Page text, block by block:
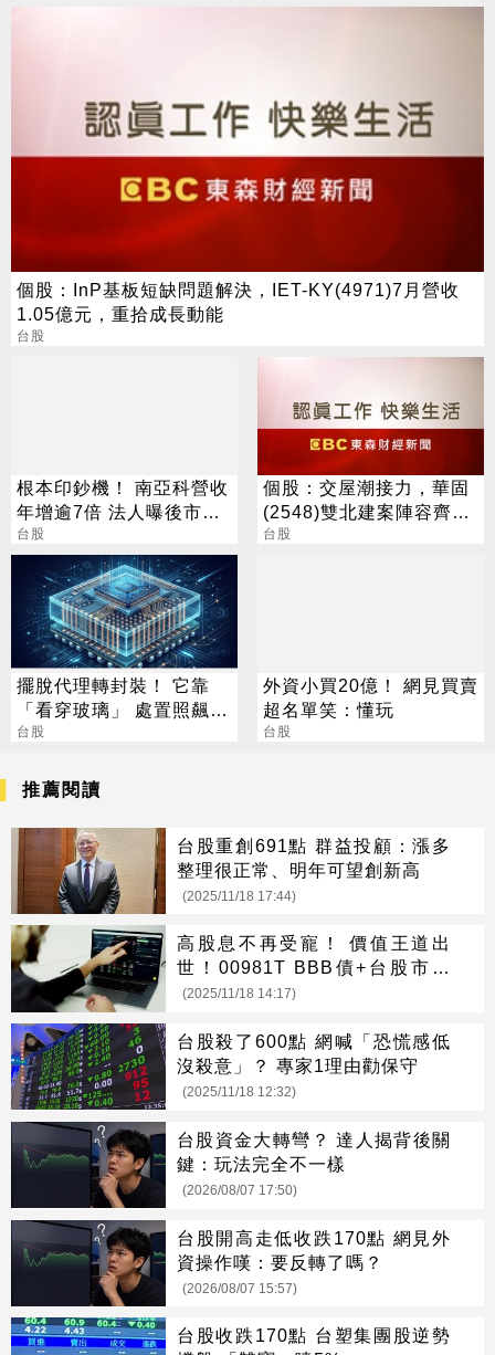
個股：InP基板短缺問題解決，IET-KY(4971)7月營收
1.05億元，重拾成長動能
台股
根本印鈔機！ 南亞科營收
年增逾7倍 法人曝後市觀
察4指標
台股
個股：交屋潮接力，華固
(2548)雙北建案陣容齊
發，下半年營運攀高峰
台股
擺脫代理轉封裝！ 它靠
「看穿玻璃」 處置照飆2
漲停
台股
外資小買20億！ 網見買賣
超名單笑：懂玩
台股
推薦閱讀
台股重創691點 群益投顧：漲多
整理很正常、明年可望創新高
(2025/11/18 17:44)
高股息不再受寵！ 價值王道出
世！00981T BBB債+台股市值
績效更勝高股息
(2025/11/18 14:17)
台股殺了600點 網喊「恐慌感低
沒殺意」？ 專家1理由勸保守
(2025/11/18 12:32)
台股資金大轉彎？ 達人揭背後關
鍵：玩法完全不一樣
(2026/08/07 17:50)
台股開高走低收跌170點 網見外
資操作嘆：要反轉了嗎？
(2026/08/07 15:57)
台股收跌170點 台塑集團股逆勢